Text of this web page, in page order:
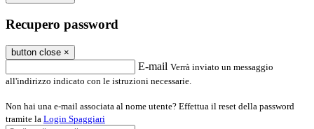
Recupero password
button close ×
E-mail Verrà inviato un messaggio
all'indirizzo indicato con le istruzioni necessarie.
Non hai una e-mail associata al nome utente? Effettua il reset della password
tramite la Login Spaggiari